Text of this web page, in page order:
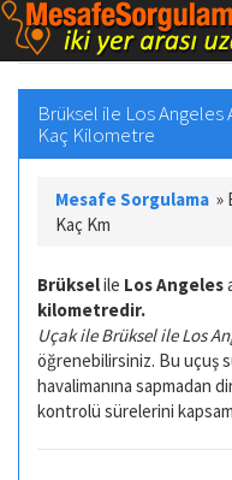
Brüksel ile Los Angeles
Kaç Kilometre
Mesafe Sorgulama »
Kaç Km
Brükselile Los Angeles
kilometredir.
Uçak ile Brüksel ile Los
öğrenebilirsiniz. Bu uçuş
havalimanına sapmadan
kontrolü sürelerini